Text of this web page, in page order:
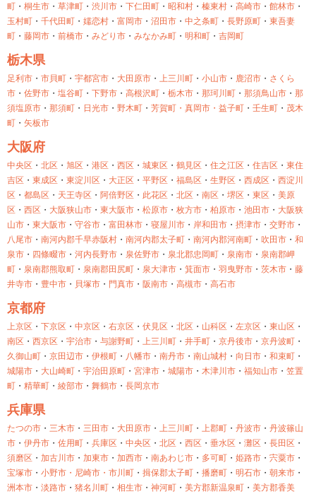
町 ・ 桐生市 ・ 草津町 ・ 渋川市 ・ 下仁田町 ・ 昭和村 ・ 榛東村 ・ 高崎市 ・ 館林市 ・
玉村町 ・ 千代田町 ・ 嬬恋村 ・ 富岡市 ・ 沼田市 ・ 中之条町 ・ 長野原町 ・ 東吾妻
町 ・ 藤岡市 ・ 前橋市 ・ みどり市 ・ みなかみ町 ・ 明和町 ・ 吉岡町
栃木県
足利市 ・ 市貝町 ・ 宇都宮市 ・ 大田原市 ・ 上三川町 ・ 小山市 ・ 鹿沼市 ・ さくら
市 ・ 佐野市 ・ 塩谷町 ・ 下野市 ・ 高根沢町 ・ 栃木市 ・ 那珂川町 ・ 那須鳥山市 ・ 那
須塩原市 ・ 那須町 ・ 日光市 ・ 野木町 ・ 芳賀町・ 真岡市・ 益子町 ・ 壬生町 ・ 茂木
町 ・ 矢板市
大阪府
中央区 ・ 北区 ・ 旭区 ・ 港区 ・ 西区 ・ 城東区 ・ 鶴見区 ・ 住之江区 ・ 住吉区 ・ 東住
吉区 ・ 東成区 ・ 東淀川区 ・ 大正区 ・ 平野区 ・ 福島区 ・ 生野区 ・ 西成区 ・ 西淀川
区 ・ 都島区 ・ 天王寺区 ・ 阿倍野区 ・ 此花区 ・ 北区 ・ 南区 ・ 堺区 ・ 東区 ・ 美原
区 ・ 西区 ・ 大阪狭山市 ・ 東大阪市 ・ 松原市 ・ 枚方市 ・ 柏原市 ・ 池田市 ・ 大阪狭
山市 ・ 東大阪市 ・ 守谷市 ・ 富田林市 ・ 寝屋川市 ・ 岸和田市 ・ 摂津市 ・ 交野市 ・
八尾市 ・ 南河内郡千早赤阪村 ・ 南河内郡太子町 ・ 南河内郡河南町 ・ 吹田市 ・ 和
泉市 ・ 四條畷市 ・ 河内長野市 ・ 泉佐野市 ・ 泉北郡忠岡町 ・ 泉南市 ・ 泉南郡岬
町 ・ 泉南郡熊取町 ・ 泉南郡田尻町 ・ 泉大津市 ・ 箕面市 ・ 羽曳野市 ・ 茨木市 ・ 藤
井寺市 ・ 豊中市 ・ 貝塚市 ・ 門真市 ・ 阪南市 ・ 高槻市 ・ 高石市
京都府
上京区 ・ 下京区 ・ 中京区 ・ 右京区 ・ 伏見区 ・ 北区 ・ 山科区 ・ 左京区 ・ 東山区 ・
南区 ・ 西京区 ・ 宇治市 ・ 与謝野町 ・ 上三川町 ・ 井手町 ・ 京丹後市 ・ 京丹波町 ・
久御山町 ・ 京田辺市 ・ 伊根町 ・ 八幡市 ・ 南丹市 ・ 南山城村 ・ 向日市 ・ 和束町 ・
城陽市 ・ 大山崎町 ・ 宇治田原町 ・ 宮津市 ・ 城陽市 ・ 木津川市 ・ 福知山市 ・ 笠置
町 ・ 精華町 ・ 綾部市 ・ 舞鶴市 ・ 長岡京市
兵庫県
たつの市 ・ 三木市 ・ 三田市 ・ 大田原市 ・ 上三川町 ・ 上郡町 ・ 丹波市 ・ 丹波篠山
市 ・ 伊丹市 ・ 佐用町 ・ 兵庫区 ・ 中央区 ・ 北区 ・ 西区 ・ 垂水区 ・ 灘区 ・ 長田区 ・
須磨区 ・ 加古川市 ・ 加東市 ・ 加西市 ・ 南あわじ市 ・ 多可町 ・ 姫路市 ・ 宍粟市 ・
宝塚市 ・ 小野市・ 尼崎市・ 市川町 ・ 揖保郡太子町 ・ 播磨町 ・ 明石市 ・ 朝来市 ・
洲本市 ・ 淡路市 ・ 猪名川町 ・ 相生市 ・ 神河町 ・ 美方郡新温泉町 ・ 美方郡香美